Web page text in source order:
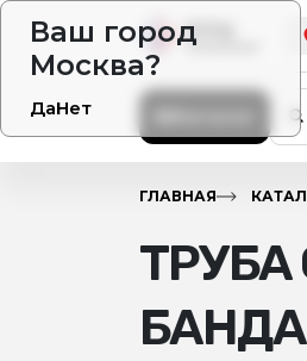
Ваш город
Москва?
ДаНет
ГЛАВНАЯ